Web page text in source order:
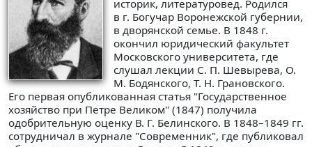
историк, литературовед. Родился
в г. Богучар Воронежской губернии,
в дворянской семье. В 1848 г.
окончил юридический факультет
Московского университета, где
слушал лекции С. П. Шевырева, О.
М. Бодянского, Т. Н. Грановского.
Его первая опубликованная статья "Государственное
хозяйство при Петре Великом" (1847) получила
одобрительную оценку В. Г. Белинского. В 1848–1849 гг.
сотрудничал в журнале "Современник", где публиковал